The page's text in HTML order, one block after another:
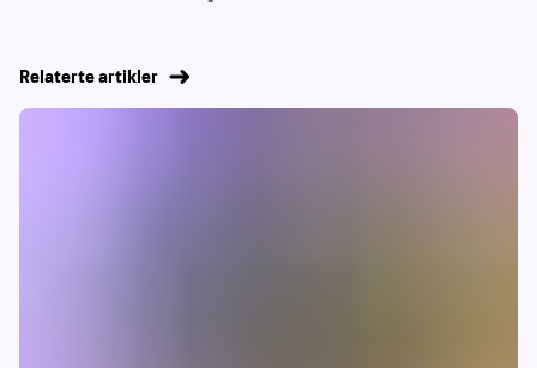
Relaterte artikler